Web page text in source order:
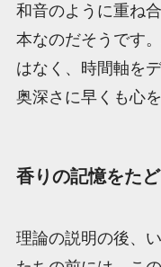
和音のように重ね
本なのだそうです
はなく、時間軸を
奥深さに早くも心
香りの記憶をた
理論の説明の後、